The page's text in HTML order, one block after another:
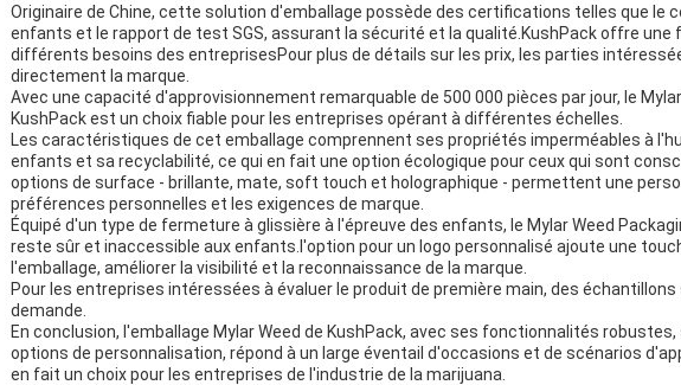
Originaire de Chine, cette solution d'emballage possède des certifications telles que le
enfants et le rapport de test SGS, assurant la sécurité et la qualité.KushPack offre une
différents besoins des entreprisesPour plus de détails sur les prix, les parties
directement la marque.
Avec une capacité d'approvisionnement remarquable de 500 000 pièces par jour, le
KushPack est un choix fiable pour les entreprises opérant à différentes échelles.
Les caractéristiques de cet emballage comprennent ses propriétés imperméables à
enfants et sa recyclabilité, ce qui en fait une option écologique pour ceux qui sont
options de surface - brillante, mate, soft touch et holographique - permettent une
préférences personnelles et les exigences de marque.
Équipé d'un type de fermeture à glissière à l'épreuve des enfants, le Mylar Weed
reste sûr et inaccessible aux enfants.l'option pour un logo personnalisé ajoute une
l'emballage, améliorer la visibilité et la reconnaissance de la marque.
Pour les entreprises intéressées à évaluer le produit de première main, des
demande.
En conclusion, l'emballage Mylar Weed de KushPack, avec ses fonctionnalités
options de personnalisation, répond à un large éventail d'occasions et de scénarios
en fait un choix pour les entreprises de l'industrie de la marijuana.